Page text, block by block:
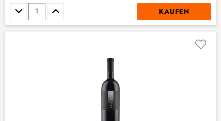
Stückzahl KAUFEN